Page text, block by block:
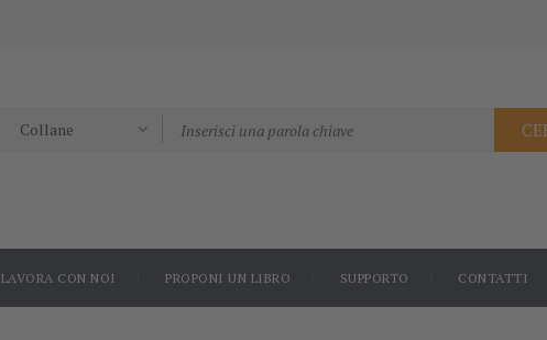
LAVORA CON NOI PROPONI UN LIBRO SUPPORTO CONTATTI